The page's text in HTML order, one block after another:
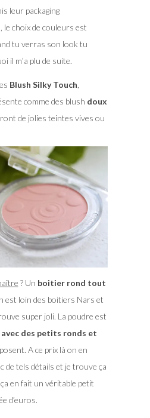
leur packaging
le choix de couleurs est
tu verras son look tu
il m’a plu de suite.
Blush Silky Touch
comme des blush doux
de jolies teintes vives ou
? Un boitier rond tout
est loin des boitiers Nars et
super joli. La poudre est
des petits ronds et
A ce prix là on en
de tels détails et je trouve ça
en fait un véritable petit
d’euros.